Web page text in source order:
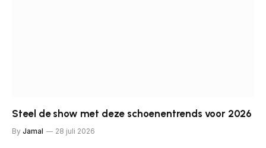
Steel de show met deze schoenentrends voor 2026
By Jamal 28 juli 2026